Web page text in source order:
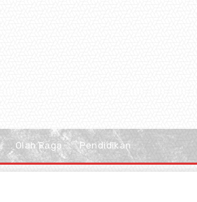
Olah Raga Pendidikan